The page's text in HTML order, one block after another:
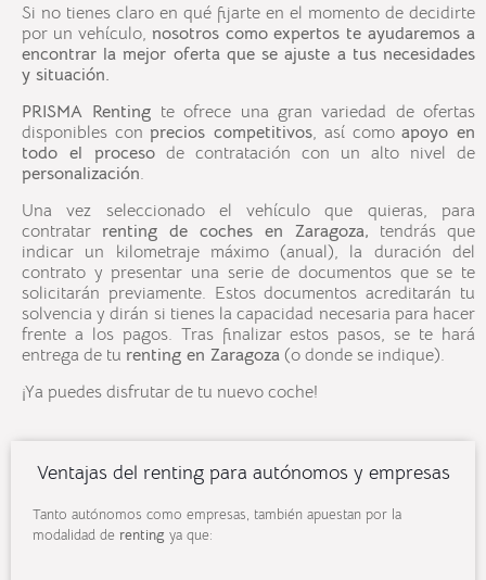
Si no tienes claro en qué fijarte en el momento de decidirte
por un vehículo, nosotros como expertos te ayudaremos a
encontrar la mejor oferta que se ajuste a tus necesidades
y situación.
PRISMA Renting te ofrece una gran variedad de ofertas
disponibles con precios competitivos, así comoapoyo en
todo el proceso de contratación con un alto nivel de
personalización.
Una vez seleccionado el vehículo que quieras, para
contratar renting de coches en Zaragoza, tendrás que
indicar un kilometraje máximo (anual), la duración del
contrato y presentar una serie de documentos que se te
solicitarán previamente. Estos documentos acreditarán tu
solvencia y dirán si tienes la capacidad necesaria para hacer
frente a los pagos. Tras finalizar estos pasos, se te hará
entrega de tu renting en Zaragoza (o donde se indique).
¡Ya puedes disfrutar de tu nuevo coche!
Ventajas del renting para autónomos y empresas
Tanto autónomos como empresas, también apuestan por la
modalidad de renting ya que: